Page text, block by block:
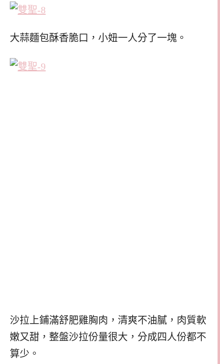
大蒜麵包酥香脆口，小妞一人分了一塊。
沙拉上鋪滿舒肥雞胸肉，清爽不油膩，肉質軟
嫩又甜，整盤沙拉份量很大，分成四人份都不
算少。